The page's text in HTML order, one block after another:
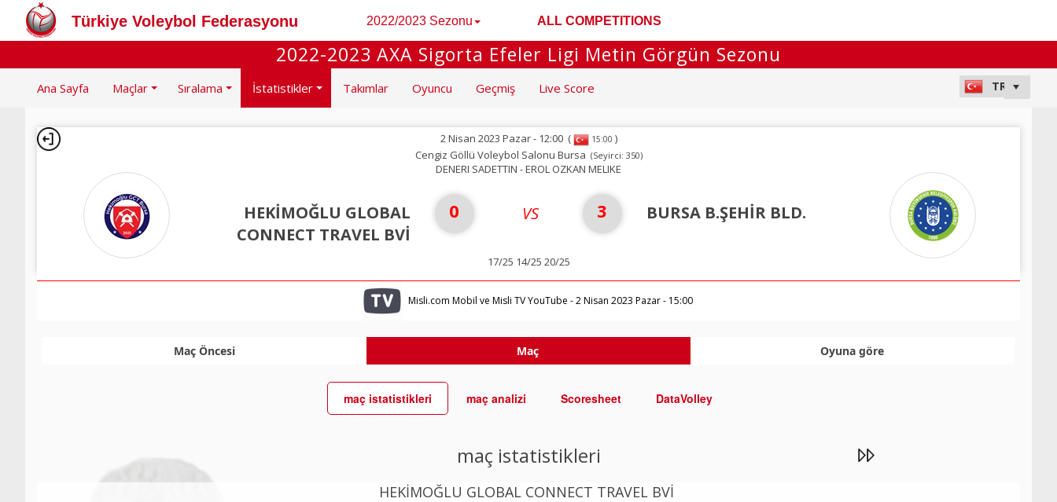
Türkiye Voleybol Federasyonu 2022/2023 Sezonu ALL COMPETITIONS
2022-2023 AXA Sigorta Efeler Ligi Metin Görgün Sezonu
Ana Sayfa Maçlar Sıralama İstatistikler Takımlar Oyuncu Geçmiş Live Score
2 Nisan 2023 Pazar - 12:00( 15:00 )
Cengiz Göllü Voleybol Salonu Bursa (Seyirci: 350)
DENERI SADETTIN - EROL OZKAN MELIKE
HEKİMOĞLU GLOBAL
CONNECT TRAVEL BVİ
0 VS 3 BURSA B.ŞEHİR BLD.
17/25 14/25 20/25
Misli.com Mobil ve Misli TV YouTube - 2 Nisan 2023 Pazar - 15:00
Maç Öncesi Maç Oyuna göre
maç istatistikleri maç analizi Scoresheet DataVolley
maç istatistikleri
HEKİMOĞLU GLOBAL CONNECT TRAVEL BVİ